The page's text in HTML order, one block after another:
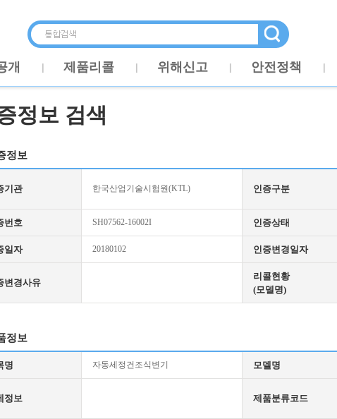
개 제품리콜 위해신고 안전정책
정보 검색
정보
기관 한국산업기술시험원(KTL) 인증구분
번호 SH07562-16002I 인증상태
일자 20180102 인증변경일자
변경사유
리콜현황
(모델명)
정보
명 자동세정건조식변기 모델명
정보 제품분류코드